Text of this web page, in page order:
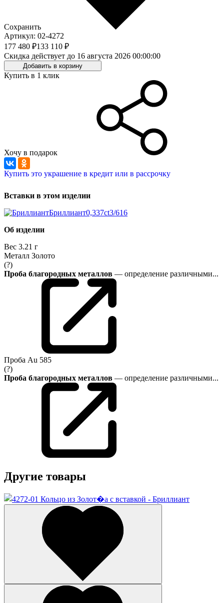
Сохранить
Артикул: 02-4272
177 480 ₽133 110 ₽
Скидка действует до 16 августа 2026 00:00:00
Добавить в корзину
Купить в 1 клик
Хочу в подарок
Купить это украшение в кредит или в рассрочку
Вставки в этом изделии
Бриллиант0,337ct3/616
Об изделии
Вес 3.21 г
Металл Золото
(?)
Проба благородных металлов — определение различными...
Проба Au 585
(?)
Проба благородных металлов — определение различными...
Другие товары